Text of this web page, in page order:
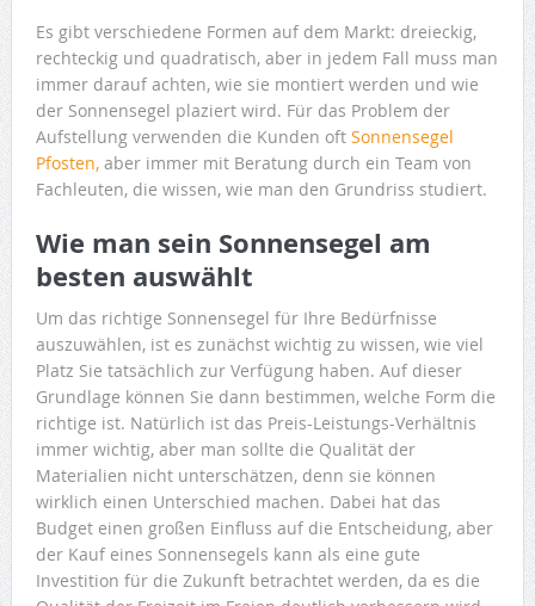
Es gibt verschiedene Formen auf dem Markt: dreieckig,
rechteckig und quadratisch, aber in jedem Fall muss man
immer darauf achten, wie sie montiert werden und wie
der Sonnensegel plaziert wird. Für das Problem der
Aufstellung verwenden die Kunden oft Sonnensegel
Pfosten,aber immer mit Beratung durch ein Team von
Fachleuten, die wissen, wie man den Grundriss studiert.
Wie man sein Sonnensegel am
besten auswählt
Um das richtige Sonnensegel für Ihre Bedürfnisse
auszuwählen, ist es zunächst wichtig zu wissen, wie viel
Platz Sie tatsächlich zur Verfügung haben. Auf dieser
Grundlage können Sie dann bestimmen, welche Form die
richtige ist. Natürlich ist das Preis-Leistungs-Verhältnis
immer wichtig, aber man sollte die Qualität der
Materialien nicht unterschätzen, denn sie können
wirklich einen Unterschied machen. Dabei hat das
Budget einen großen Einfluss auf die Entscheidung, aber
der Kauf eines Sonnensegels kann als eine gute
Investition für die Zukunft betrachtet werden, da es die